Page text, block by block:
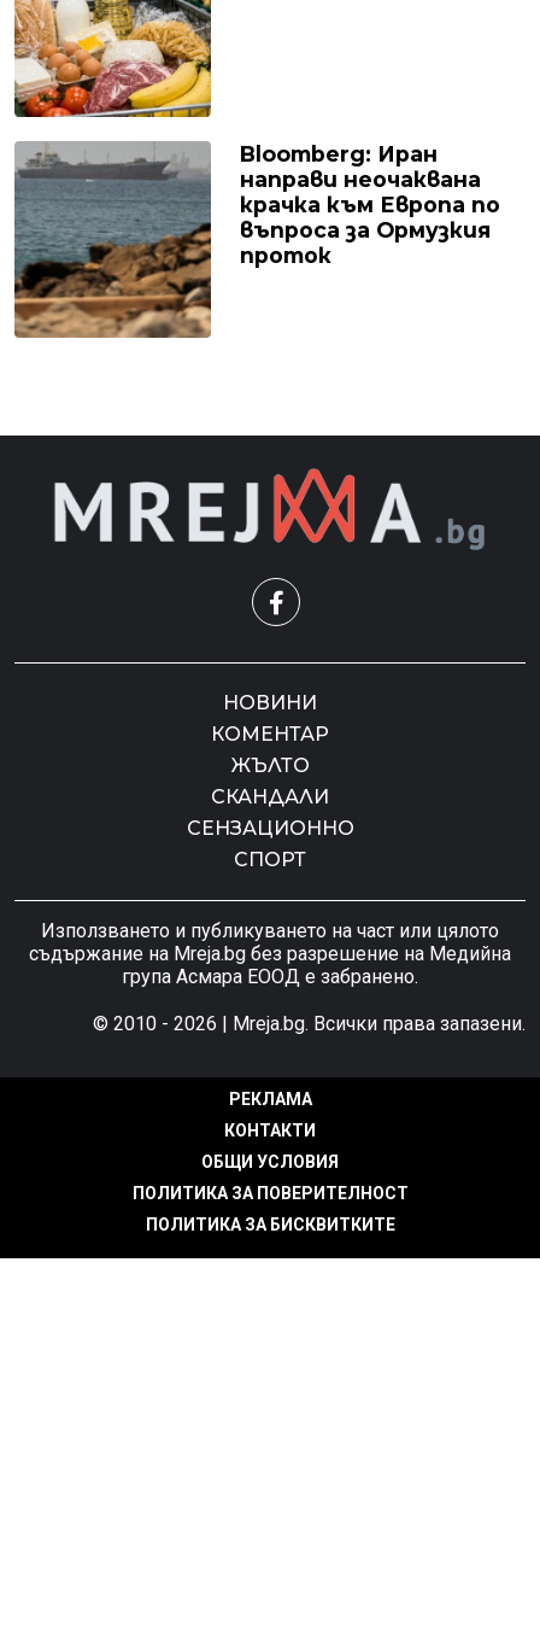
Bloomberg: Иран
направи неочаквана
крачка към Европа по
въпроса за Ормузкия
проток
НОВИНИ
КОМЕНТАР
ЖЪЛТО
СКАНДАЛИ
СЕНЗАЦИОННО
СПОРТ
Използването и публикуването на част или цялото
съдържание на Mreja.bg без разрешение на Медийна
група Асмара ЕООД е забранено.
© 2010 - 2026 | Mreja.bg. Всички права запазени.
РЕКЛАМА
КОНТАКТИ
ОБЩИ УСЛОВИЯ
ПОЛИТИКА ЗА ПОВЕРИТЕЛНОСТ
ПОЛИТИКА ЗА БИСКВИТКИТЕ